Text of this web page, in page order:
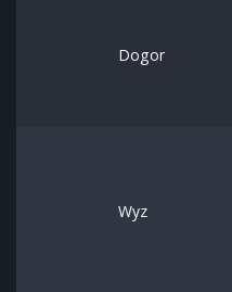
Dogor
Wyz